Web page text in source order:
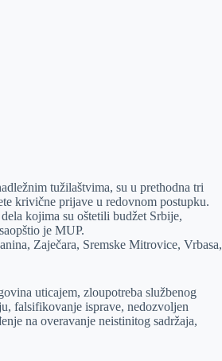
tužilaštvima, su u prethodna tri
krivične prijave u redovnom postupku.
kojima su oštetili budžet Srbije,
je MUP.
Zaječara, Sremske Mitrovice, Vrbasa,
uticajem, zloupotreba službenog
falsifikovanje isprave, nedozvoljen
na overavanje neistinitog sadržaja,